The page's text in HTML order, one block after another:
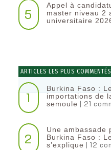
5
Appel à
master niveau 2
universitaire
ARTICLES LES PLUS COMMENTÉS
1
Burkina Faso :
importations de
semoule | 21
2
Une ambassade
Burkina Faso :
s’explique | 12